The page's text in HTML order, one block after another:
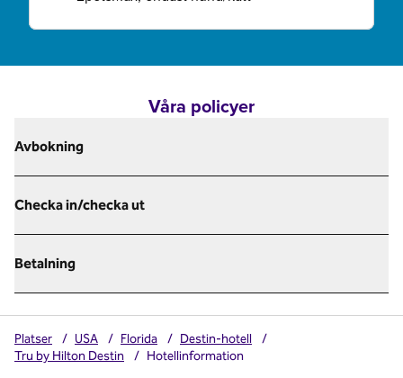
Våra policyer
Avbokning
Checka in/checka ut
Betalning
Platser / USA / Florida / Destin-hotell
/
Tru by Hilton Destin
/ Hotellinformation